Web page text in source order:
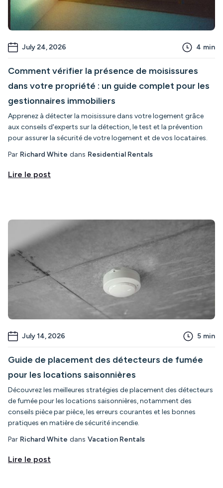
July 24, 2026 4 min
Comment vérifier la présence de moisissures
dans votre propriété : un guide complet pour les
gestionnaires immobiliers
Apprenez à détecter la moisissure dans votre logement grâce
aux conseils d'experts sur la détection, le test et la prévention
pour assurer la sécurité de votre logement et de vos locataires.
Par Richard White dans Residential Rentals
Lire le post
July 14, 2026 5 min
Guide de placement des détecteurs de fumée
pour les locations saisonnières
Découvrez les meilleures stratégies de placement des détecteurs
de fumée pour les locations saisonnières, notamment des
conseils pièce par pièce, les erreurs courantes et les bonnes
pratiques en matière de sécurité incendie.
Par Richard White dans Vacation Rentals
Lire le post